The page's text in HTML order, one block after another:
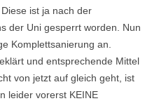
ist ja nach der
der Uni gesperrt worden. Nun
Komplettsanierung an.
und entsprechende Mittel
von jetzt auf gleich geht, ist
leider vorerst KEINE